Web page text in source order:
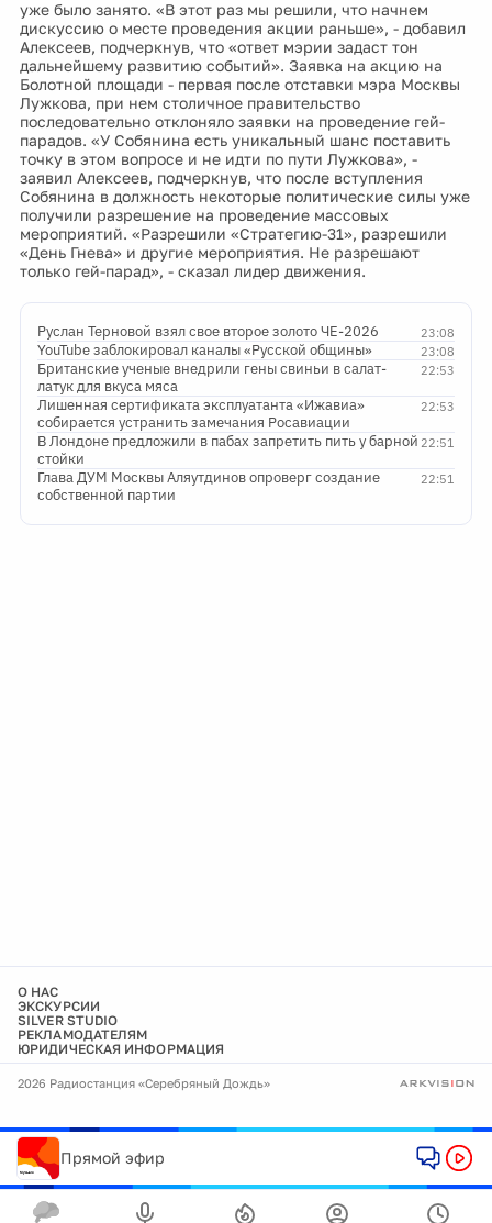
уже было занято. «В этот раз мы решили, что начнем
дискуссию о месте проведения акции раньше», - добавил
Алексеев, подчеркнув, что «ответ мэрии задаст тон
дальнейшему развитию событий». Заявка на акцию на
Болотной площади - первая после отставки мэра Москвы
Лужкова, при нем столичное правительство
последовательно отклоняло заявки на проведение гей-
парадов. «У Собянина есть уникальный шанс поставить
точку в этом вопросе и не идти по пути Лужкова», -
заявил Алексеев, подчеркнув, что после вступления
Собянина в должность некоторые политические силы уже
получили разрешение на проведение массовых
мероприятий. «Разрешили «Стратегию-31», разрешили
«День Гнева» и другие мероприятия. Не разрешают
только гей-парад», - сказал лидер движения.
23:08
Руслан Терновой взял свое второе золото ЧЕ-2026
23:08
YouTube заблокировал каналы «Русской общины»
22:53
Британские ученые внедрили гены свиньи в салат-
латук для вкуса мяса
22:53
Лишенная сертификата эксплуатанта «Ижавиа»
собирается устранить замечания Росавиации
22:51
В Лондоне предложили в пабах запретить пить у барной
стойки
22:51
Глава ДУМ Москвы Аляутдинов опроверг создание
собственной партии
О НАС
ЭКСКУРСИИ
SILVER STUDIO
РЕКЛАМОДАТЕЛЯМ
ЮРИДИЧЕСКАЯ ИНФОРМАЦИЯ
2026 Радиостанция «Серебряный Дождь»
Прямой эфир